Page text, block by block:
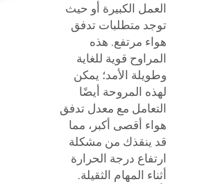
العمل الكبيرة أو حيث
توجد متطلبات تدفق
هواء مرتفع. هذه
المراوح قوية للغاية
وطويلة الأمد؛ يمكن
لهذه المروحة أيضًا
التعامل مع معدل تدفق
هواء أقصى أكبر، مما
قد ينقذك من مشكلة
ارتفاع درجة الحرارة
أثناء المهام الثقيلة.